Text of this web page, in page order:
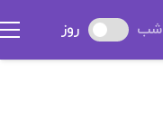
روز شب